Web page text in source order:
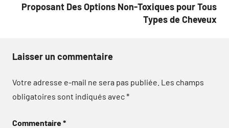
Proposant Des Options Non-Toxiques pour Tous
Types de Cheveux
Laisser un commentaire
Votre adresse e-mail ne sera pas publiée. Les champs
obligatoires sont indiqués avec*
Commentaire*